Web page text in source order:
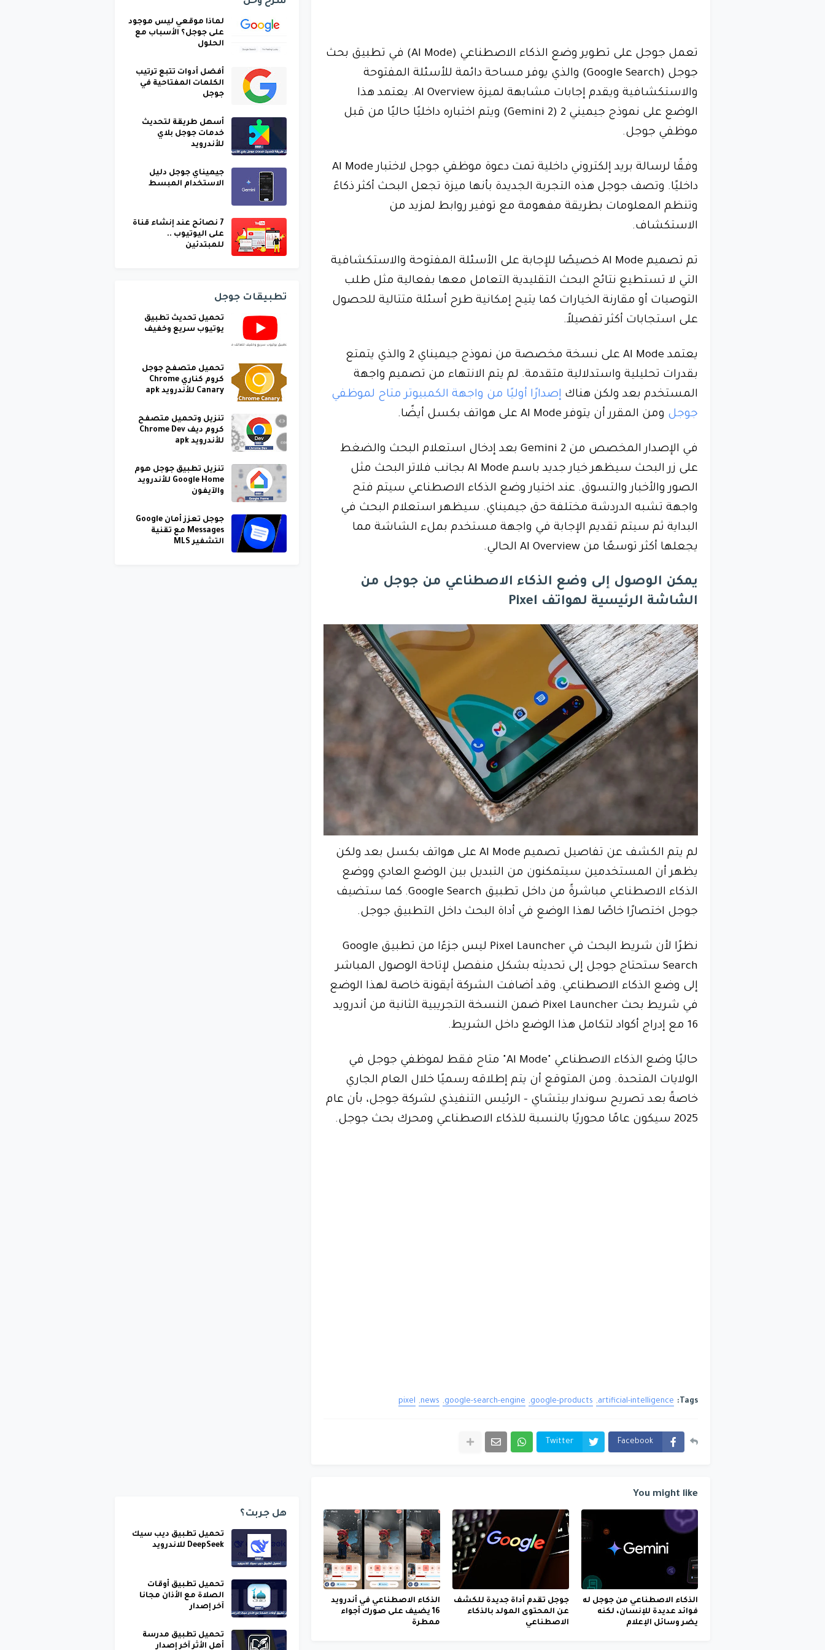
تعمل جوجل على تطوير وضع الذكاء الاصطناعي (AI Mode) في تطبيق بحث
جوجل (Google Search) والذي يوفر مساحة دائمة للأسئلة المفتوحة
والاستكشافية ويقدم إجابات مشابهة لميزة AI Overview. يعتمد هذا
الوضع على نموذج جيميني 2 (Gemini 2) ويتم اختباره داخليًا حاليًا من قبل
موظفي جوجل.
وفقًا لرسالة بريد إلكتروني داخلية تمت دعوة موظفي جوجل لاختبار AI Mode
داخليًا. وتصف جوجل هذه التجربة الجديدة بأنها ميزة تجعل البحث أكثر ذكاءً
وتنظم المعلومات بطريقة مفهومة مع توفير روابط لمزيد من
الاستكشاف.
تم تصميم AI Mode خصيصًا للإجابة على الأسئلة المفتوحة والاستكشافية
التي لا تستطيع نتائج البحث التقليدية التعامل معها بفعالية مثل طلب
التوصيات أو مقارنة الخيارات كما يتيح إمكانية طرح أسئلة متتالية للحصول
على استجابات أكثر تفصيلاً.
يعتمد AI Mode على نسخة مخصصة من نموذج جيميناي 2 والذي يتمتع
بقدرات تحليلية واستدلالية متقدمة. لم يتم الانتهاء من تصميم واجهة
المستخدم بعد ولكن هناك إصدارًا أوليًا من واجهة الكمبيوتر متاح لموظفي
جوجل ومن المقرر أن يتوفر AI Mode على هواتف بكسل أيضًا.
في الإصدار المخصص من Gemini 2 بعد إدخال استعلام البحث والضغط
على زر البحث سيظهر خيار جديد باسم AI Mode بجانب فلاتر البحث مثل
الصور والأخبار والتسوق. عند اختيار وضع الذكاء الاصطناعي سيتم فتح
واجهة تشبه الدردشة مختلفة حق جيميناي. سيظهر استعلام البحث في
البداية ثم سيتم تقديم الإجابة في واجهة مستخدم بملء الشاشة مما
يجعلها أكثر توسعًا من AI Overview الحالي.
يمكن الوصول إلى وضع الذكاء الاصطناعي من جوجل من
الشاشة الرئيسية لهواتف Pixel
لم يتم الكشف عن تفاصيل تصميم AI Mode على هواتف بكسل بعد ولكن
يظهر أن المستخدمين سيتمكنون من التبديل بين الوضع العادي ووضع
الذكاء الاصطناعي مباشرةً من داخل تطبيق Google Search. كما ستضيف
جوجل اختصارًا خاصًا لهذا الوضع في أداة البحث داخل التطبيق جوجل.
نظرًا لأن شريط البحث في Pixel Launcher ليس جزءًا من تطبيق Google
Search ستحتاج جوجل إلى تحديثه بشكل منفصل لإتاحة الوصول المباشر
إلى وضع الذكاء الاصطناعي. وقد أضافت الشركة أيقونة خاصة لهذا الوضع
في شريط بحث Pixel Launcher ضمن النسخة التجريبية الثانية من أندرويد
16 مع إدراج أكواد لتكامل هذا الوضع داخل الشريط.
حاليًا وضع الذكاء الاصطناعي "AI Mode" متاح فقط لموظفي جوجل في
الولايات المتحدة. ومن المتوقع أن يتم إطلاقه رسميًا خلال العام الجاري
خاصةً بعد تصريح سوندار بيتشاي - الرئيس التنفيذي لشركة جوجل، بأن عام
2025 سيكون عامًا محوريًا بالنسبة للذكاء الاصطناعي ومحرك بحث جوجل.
Tags:
artificial-intelligence
google-products
google-search-engine
news
pixel
Facebook
Twitter
You might like
الذكاء الاصطناعي من جوجل له
فوائد عديدة للإنسان، لكنه
يضر وسائل الإعلام
جوجل تقدم أداة جديدة للكشف
عن المحتوى المولد بالذكاء
الاصطناعي
الذكاء الاصطناعي في أندرويد
16 يضيف على صورك أجواء
ممطرة
لماذا موقعي ليس موجود
على جوجل؟ الأسباب مع
الحلول
أفضل أدوات تتبع ترتيب
الكلمات المفتاحية في
جوجل
أسهل طريقة لتحديث
خدمات جوجل بلاي
للأندرويد
جيميناي جوجل دليل
الاستخدام المبسط
7 نصائح عند إنشاء قناة
على اليوتيوب ..
للمبتدئين
تطبيقات جوجل
تحميل تحديث تطبيق
يوتيوب سريع وخفيف
تحميل متصفح جوجل
كروم كناري Chrome
Canary للأندرويد apk
تنزيل وتحميل متصفح
كروم ديف Chrome Dev
للأندرويد apk
تنزيل تطبيق جوجل هوم
Google Home للأندرويد
والآيفون
جوجل تعزز أمان Google
Messages مع تقنية
التشفير MLS
هل جربت؟
تحميل تطبيق ديب سيك
DeepSeek للاندرويد
تحميل تطبيق أوقات
الصلاة مع الأذان مجانا
آخر إصدار
تحميل تطبيق مدرسة
أهل الأثر آخر إصدار